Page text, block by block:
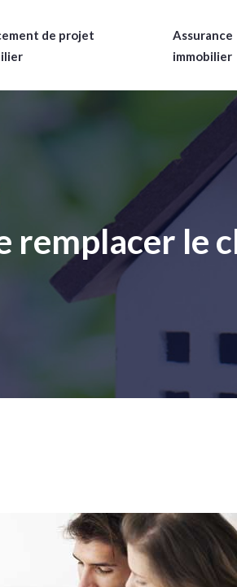
de projet
Assurance
immobilier
remplacer le